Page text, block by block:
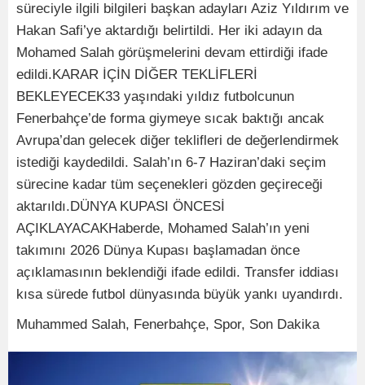
süreciyle ilgili bilgileri başkan adayları Aziz Yıldırım ve
Hakan Safi’ye aktardığı belirtildi. Her iki adayın da
Mohamed Salah görüşmelerini devam ettirdiği ifade
edildi.KARAR İÇİN DİĞER TEKLİFLERİ
BEKLEYECEK33 yaşındaki yıldız futbolcunun
Fenerbahçe’de forma giymeye sıcak baktığı ancak
Avrupa’dan gelecek diğer teklifleri de değerlendirmek
istediği kaydedildi. Salah’ın 6-7 Haziran’daki seçim
sürecine kadar tüm seçenekleri gözden geçireceği
aktarıldı.DÜNYA KUPASI ÖNCESİ
AÇIKLAYACAKHaberde, Mohamed Salah’ın yeni
takımını 2026 Dünya Kupası başlamadan önce
açıklamasının beklendiği ifade edildi. Transfer iddiası
kısa sürede futbol dünyasında büyük yankı uyandırdı.
Muhammed Salah, Fenerbahçe, Spor, Son Dakika